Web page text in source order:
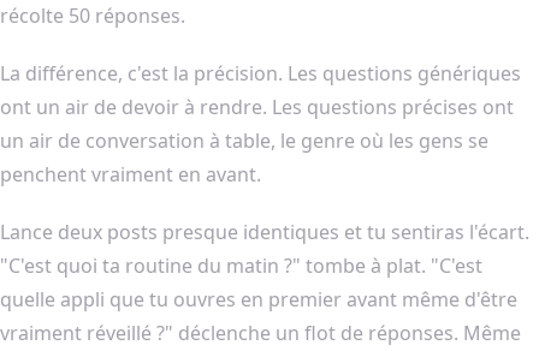
récolte 50 réponses.
La différence, c'est la précision. Les questions génériques
ont un air de devoir à rendre. Les questions précises ont
un air de conversation à table, le genre où les gens se
penchent vraiment en avant.
Lance deux posts presque identiques et tu sentiras l'écart.
"C'est quoi ta routine du matin ?" tombe à plat. "C'est
quelle appli que tu ouvres en premier avant même d'être
vraiment réveillé ?" déclenche un flot de réponses. Même